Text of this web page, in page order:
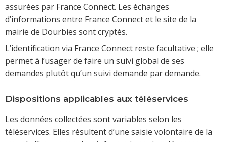
assurées par France Connect. Les échanges
d’informations entre France Connect et le site de la
mairie de Dourbies sont cryptés.
L’identification via France Connect reste facultative ; elle
permet à l’usager de faire un suivi global de ses
demandes plutôt qu’un suivi demande par demande.
Dispositions applicables aux téléservices
Les données collectées sont variables selon les
téléservices. Elles résultent d’une saisie volontaire de la